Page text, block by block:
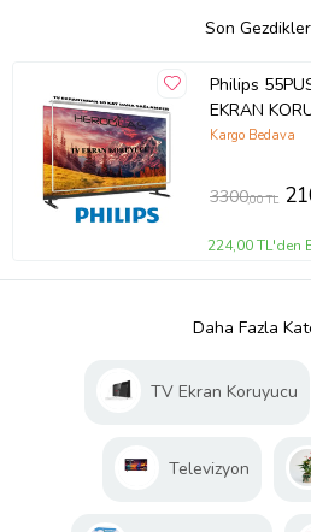
Son
Philips 55PUS7956
EKRAN
Kargo Bedava
3300,00 TL
224,00 TL'den
Daha Fazla
TV Ekran Koruyucu
Televizyon